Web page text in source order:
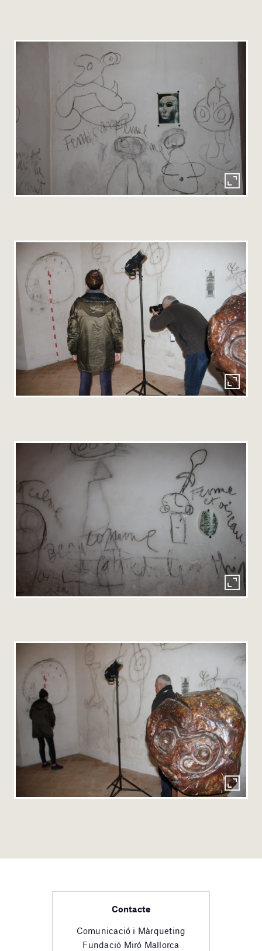
Contacte
Comunicació i Màrqueting
Fundació Miró Mallorca